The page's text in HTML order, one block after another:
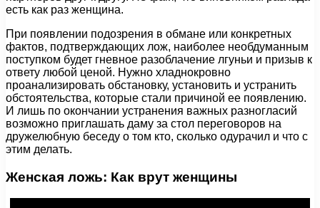
есть как раз женщина.
При появлении подозрения в обмане или конкретных
фактов, подтверждающих лож, наиболее необдуманным
поступком будет гневное разоблачение лгуньи и призыв к
ответу любой ценой. Нужно хладнокровно
проанализировать обстановку, установить и устранить
обстоятельства, которые стали причиной ее появлению.
И лишь по окончании устранения важных разногласий
возможно приглашать даму за стол переговоров на
дружелюбную беседу о том кто, сколько одурачил и что с
этим делать.
Женская ложь: Как врут женщины